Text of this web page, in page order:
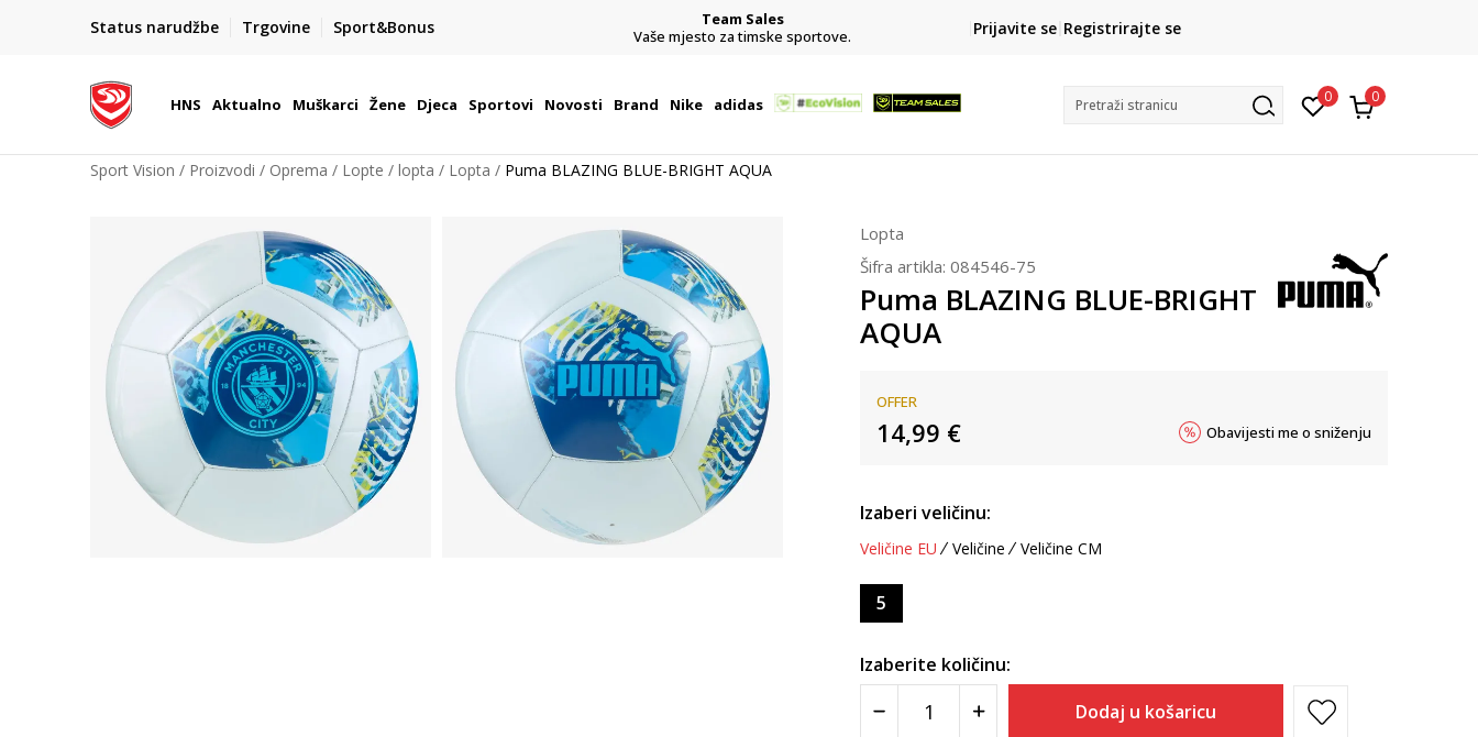
Status narudžbe Trgovine Sport&Bonus
BOX NOW
Dostava 1,50 €
| Više od 800 paketomata u Hrvatskoj
Team Sales
Vaše mjesto za timske sportove.
CLICK& COLLECT
besplatno preuzimanje u trgovini
Prijavite se Registrirajte se
HNS Aktualno Muškarci Žene Djeca Sportovi Novosti Brand Nike adidas Pretraži stranicu 0 0
Sport Vision Proizvodi Oprema Lopte lopta Lopta Puma BLAZING BLUE-BRIGHT AQUA
Lopta
Šifra artikla: 084546-75
Puma BLAZING BLUE-BRIGHT
AQUA
OFFER
14,99 € Obavijesti me o sniženju
Izaberi veličinu:
Veličine EU Veličine Veličine CM
5
Izaberite količinu:
Dodaj u košaricu